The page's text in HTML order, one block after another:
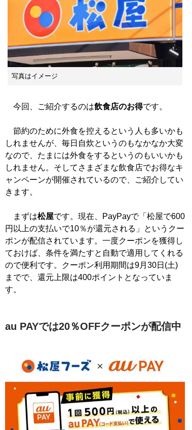
写真はイメージ
今回、ご紹介するのは飲食店のお得です。
節約のために外食を控えるという人も多いかも
しれませんが、毎日自炊というのもなかなか大変
なので、たまには外食をするというのもいいかも
しれません。そしてさまざまな飲食店でお得なキ
ャンペーンが開催されているので、ご紹介してい
きます。
まずは松屋です。現在、PayPayで「松屋で600
円以上の支払いで10％が還元される」というクー
ポンが配信されています。一度クーポンを獲得し
ておけば、条件を満たすと自動で適用してくれる
ので便利です。クーポン利用期間は9月30日(土)
までで、還元上限は400ポイントとなっていま
す。
au PAYでは20％OFFクーポンが配信中